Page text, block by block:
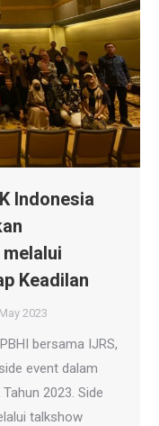
Indonesia
Keadilan
2023
bersama IJRS,
event dalam
2023. Side
talkshow